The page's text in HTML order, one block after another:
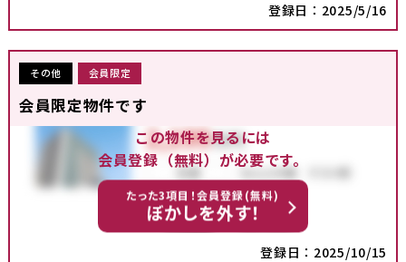
登録日：2025/5/16
その他 会員限定
会員限定物件です
この物件を見るには
会員登録（無料）が必要です。
たった3項目！会員登録(無料)
ぼかしを外す！
登録日：2025/10/15